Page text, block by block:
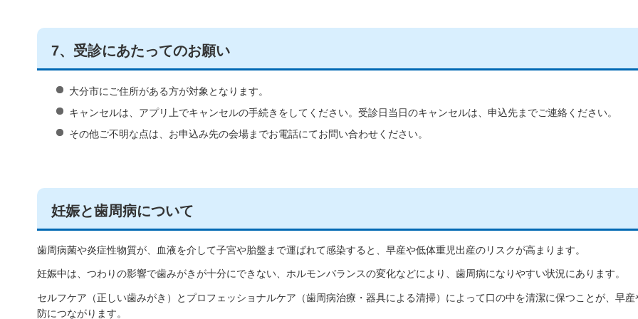
7、受診にあたってのお願い
大分市にご住所がある方が対象となります。
キャンセルは、アプリ上でキャンセルの手続きをしてください。受診日当日のキャンセルは、申込先までご連絡ください。
その他ご不明な点は、お申込み先の会場までお電話にてお問い合わせください。
妊娠と歯周病について
歯周病菌や炎症性物質が、血液を介して子宮や胎盤まで運ばれて感染すると、早産や低体重児出産のリスクが高まります。
妊娠中は、つわりの影響で歯みがきが十分にできない、ホルモンバランスの変化などにより、歯周病になりやすい状況にあります。
セルフケア（正しい歯みがき）とプロフェッショナルケア（歯周病治療・器具による清掃）によって口の中を清潔に保つことが、早
防につながります。